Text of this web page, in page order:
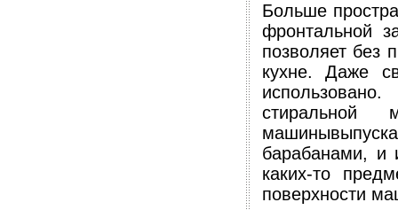
Больше
фронтальной
позволяет без
кухне. Даже
стиральной
барабанами, и
каких-то
поверхности